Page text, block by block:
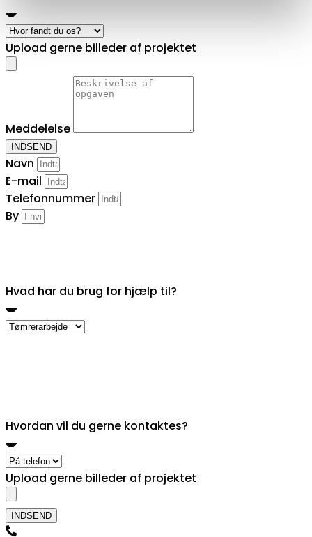
Upload gerne billeder af projektet
Meddelelse
INDSEND
Navn
E-mail
Telefonnummer
By
Hvad har du brug for hjælp til?
Hvordan vil du gerne kontaktes?
Upload gerne billeder af projektet
INDSEND